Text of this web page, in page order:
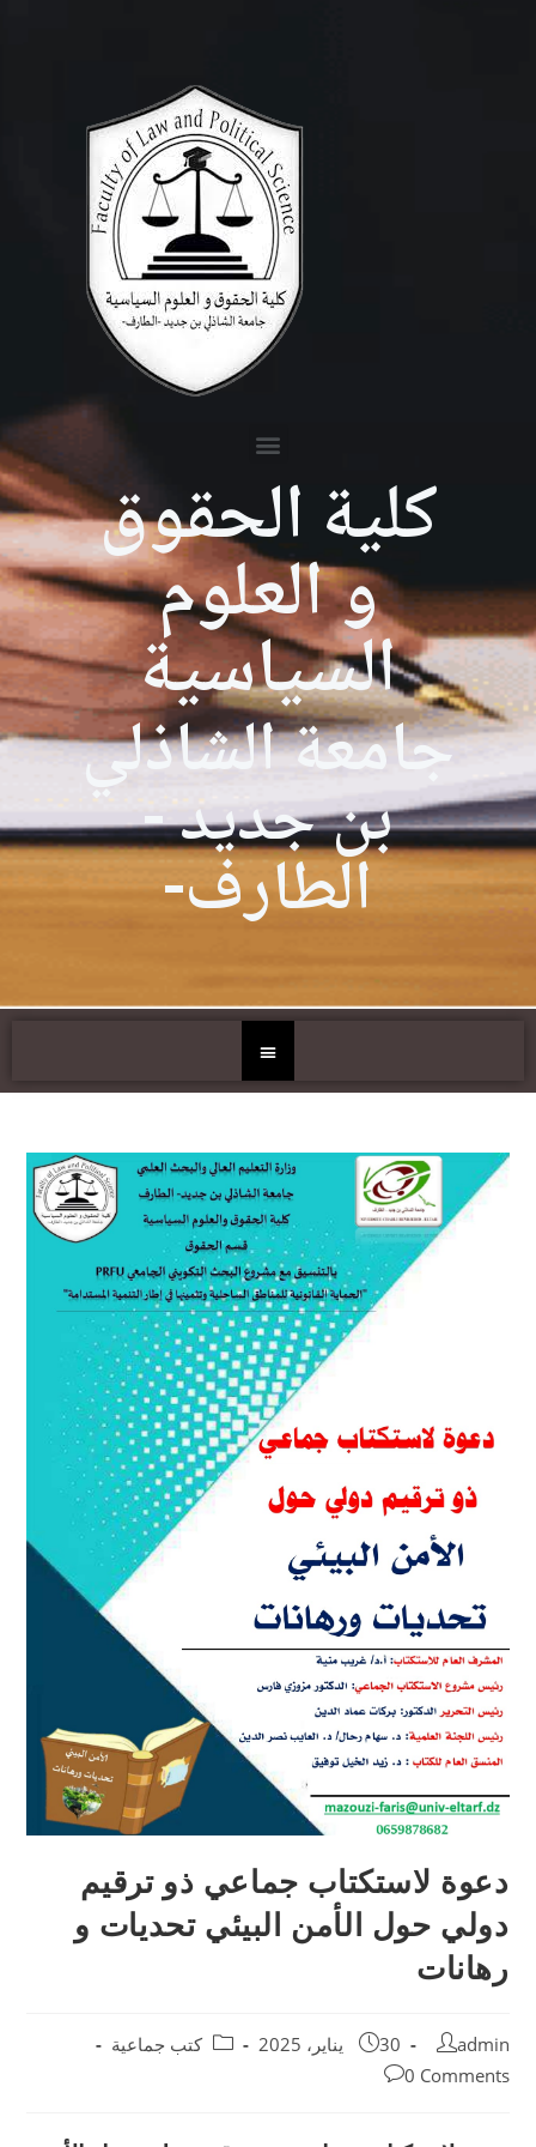
كلية الحقوق
و العلوم
السياسية
جامعة الشاذلي
بن جديد -
الطارف-
دعوة لاستكتاب جماعي ذو ترقيم
دولي حول الأمن البيئي تحديات و
رهانات
admin 30 يناير، 2025
كتب جماعية
0 Comments